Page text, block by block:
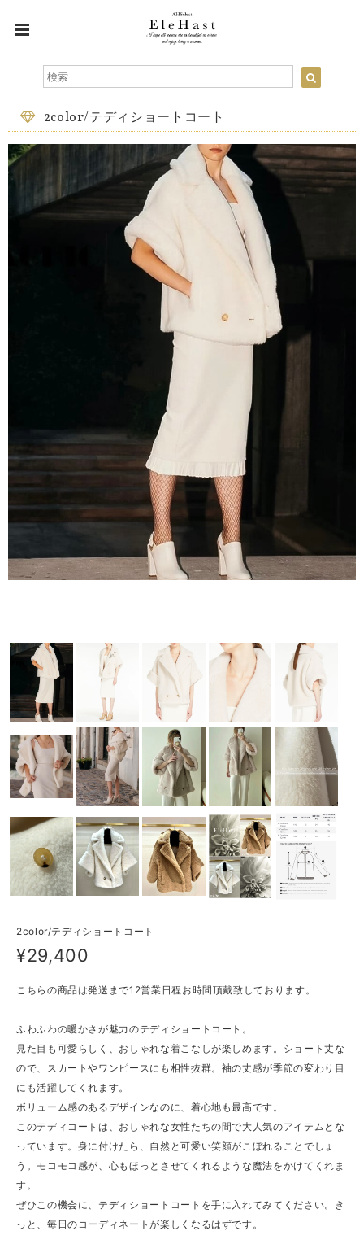
2color/テディショートコート
2color/テディショートコート
¥29,400
こちらの商品は発送まで12営業日程お時間頂戴致しております。
ふわふわの暖かさが魅力のテディショートコート。
見た目も可愛らしく、おしゃれな着こなしが楽しめます。ショート丈な
ので、スカートやワンピースにも相性抜群。袖の丈感が季節の変わり目
にも活躍してくれます。
ボリューム感のあるデザインなのに、着心地も最高です。
このテディコートは、おしゃれな女性たちの間で大人気のアイテムとな
っています。身に付けたら、自然と可愛い笑顔がこぼれることでしょ
う。モコモコ感が、心もほっとさせてくれるような魔法をかけてくれま
す。
ぜひこの機会に、テディショートコートを手に入れてみてください。き
っと、毎日のコーディネートが楽しくなるはずです。